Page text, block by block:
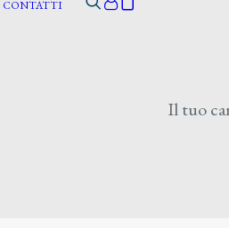
CONTATTI
Il tuo